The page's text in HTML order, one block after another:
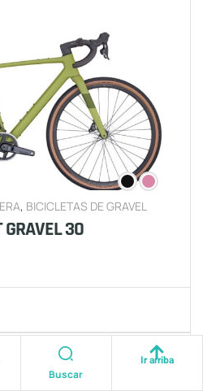
, BICICLETAS DE GRAVEL
GRAVEL 30
Buscar
Ir arriba